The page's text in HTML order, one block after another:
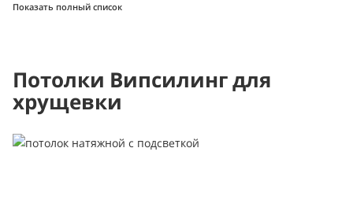
Показать полный список
Потолки Випсилинг для
хрущевки